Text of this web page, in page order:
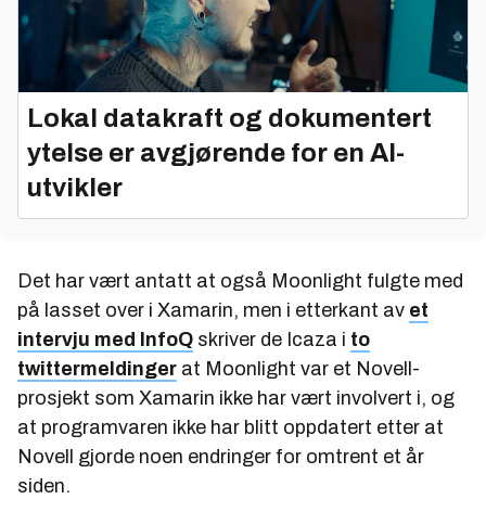
Lokal datakraft og dokumentert
ytelse er avgjørende for en AI-
utvikler
Det har vært antatt at også Moonlight fulgte med
på lasset over i Xamarin, men i etterkant av et
intervju med InfoQ skriver de Icaza i to
twittermeldinger at Moonlight var et Novell-
prosjekt som Xamarin ikke har vært involvert i, og
at programvaren ikke har blitt oppdatert etter at
Novell gjorde noen endringer for omtrent et år
siden.